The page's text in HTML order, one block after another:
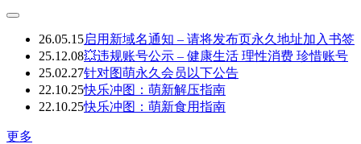
26.05.15启用新域名通知 – 请将发布页永久地址加入书签
25.12.08💥违规账号公示 – 健康生活 理性消费 珍惜账号
25.02.27针对图萌永久会员以下公告
22.10.25快乐冲图：萌新解压指南
22.10.25快乐冲图：萌新食用指南
更多